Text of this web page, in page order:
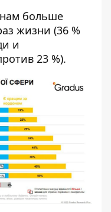
больше
жизни (36 %
и
23 %).